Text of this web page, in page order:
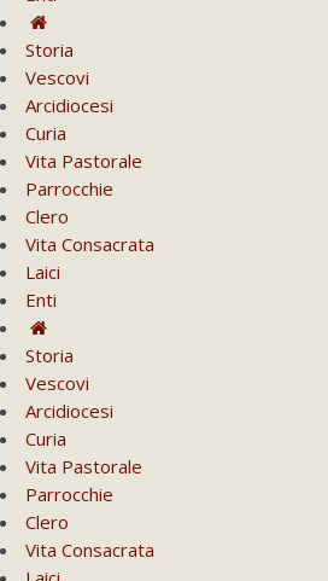
Storia
Vescovi
Arcidiocesi
Curia
Vita Pastorale
Parrocchie
Clero
Vita Consacrata
Laici
Enti
Storia
Vescovi
Arcidiocesi
Curia
Vita Pastorale
Parrocchie
Clero
Vita Consacrata